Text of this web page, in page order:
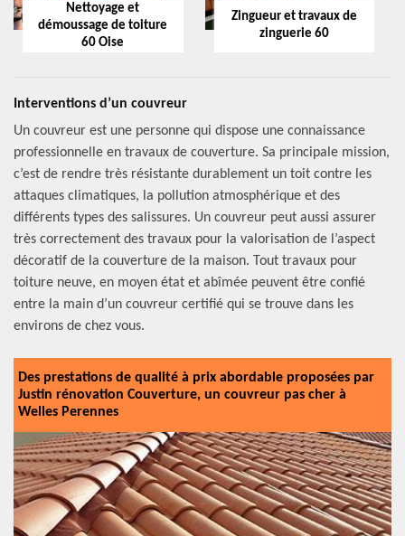
Nettoyage et
démoussage de toiture
60 Oise
Zingueur et travaux de
zinguerie 60
Interventions d’un couvreur
Un couvreur est une personne qui dispose une connaissance
professionnelle en travaux de couverture. Sa principale mission,
c’est de rendre très résistante durablement un toit contre les
attaques climatiques, la pollution atmosphérique et des
différents types des salissures. Un couvreur peut aussi assurer
très correctement des travaux pour la valorisation de l’aspect
décoratif de la couverture de la maison. Tout travaux pour
toiture neuve, en moyen état et abîmée peuvent être confié
entre la main d’un couvreur certifié qui se trouve dans les
environs de chez vous.
Des prestations de qualité à prix abordable proposées par
Justin rénovation Couverture, un couvreur pas cher à
Welles Perennes